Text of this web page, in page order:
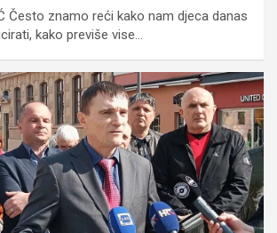
Često znamo reći kako nam djeca danas
kako previše vise…